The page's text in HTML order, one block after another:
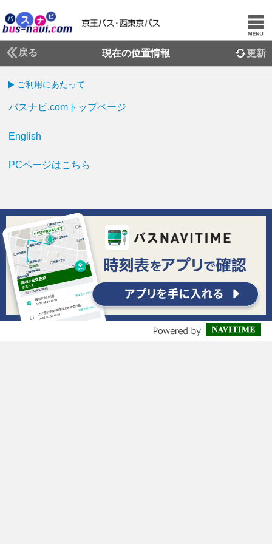
戻る 現在の位置情報 更新
ご利用にあたって
バスナビ.comトップページ
English
PCページはこちら